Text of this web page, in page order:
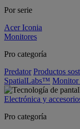
Por serie
Acer Iconia
Monitores
Pro categoría
Predator Productos
SpatialLabs™ Monitor
Electrónica y
Pro categoría